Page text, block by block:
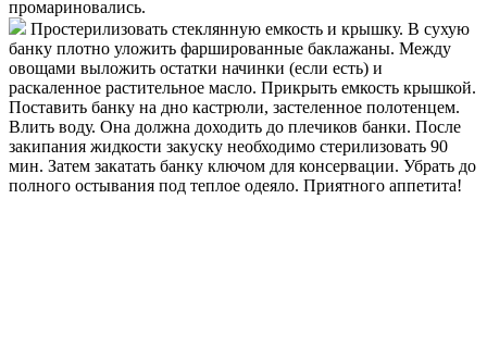
промариновались.
Простерилизовать стеклянную емкость и крышку. В сухую
банку плотно уложить фаршированные баклажаны. Между
овощами выложить остатки начинки (если есть) и
раскаленное растительное масло. Прикрыть емкость крышкой.
Поставить банку на дно кастрюли, застеленное полотенцем.
Влить воду. Она должна доходить до плечиков банки. После
закипания жидкости закуску необходимо стерилизовать 90
мин. Затем закатать банку ключом для консервации. Убрать до
полного остывания под теплое одеяло. Приятного аппетита!